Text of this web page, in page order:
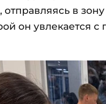
отправляясь в
он увлекается